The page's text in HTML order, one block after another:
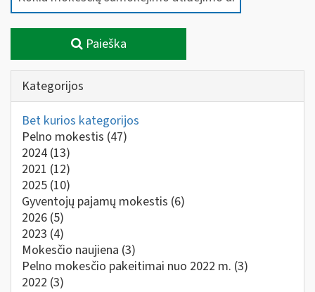
Paieška
Kategorijos
Bet kurios kategorijos
Pelno mokestis (47)
2024 (13)
2021 (12)
2025 (10)
Gyventojų pajamų mokestis (6)
2026 (5)
2023 (4)
Mokesčio naujiena (3)
Pelno mokesčio pakeitimai nuo 2022 m. (3)
2022 (3)